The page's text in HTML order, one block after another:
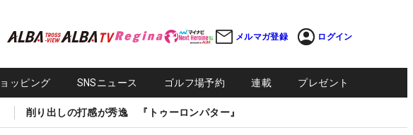
メルマガ登録 ログイン
ッピング SNSニュース ゴルフ場予約 連載 プレゼント
削り出しの打感が秀逸 『トゥーロンパター』